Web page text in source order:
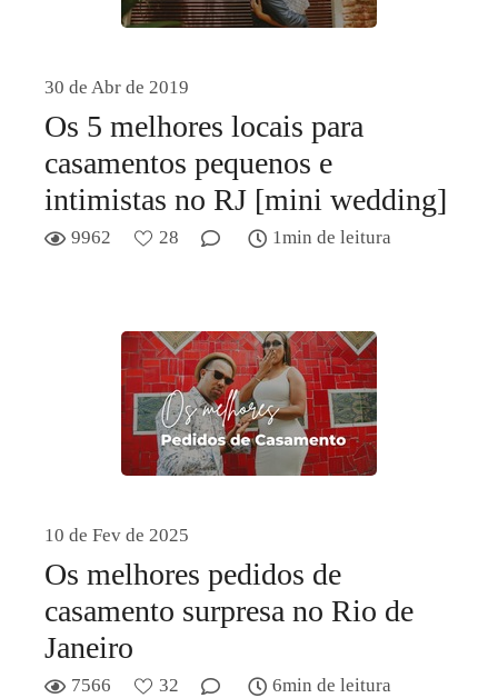
30 de Abr de 2019
Os 5 melhores locais para
casamentos pequenos e
intimistas no RJ [mini wedding]
9962 28 1min de leitura
10 de Fev de 2025
Os melhores pedidos de
casamento surpresa no Rio de
Janeiro
7566 32 6min de leitura